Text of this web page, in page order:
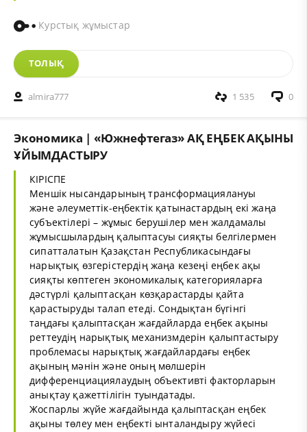
Курстық жұмыстар
ТОЛЫҚ
almira777 0
1 535
Экономика | «Южнефтегаз» АҚ ЕҢБЕК АҚЫНЫ
ҰЙЫМДАСТЫРУ
КІРІСПЕ
Меншік нысандарының трансформациялануы
және әлеуметтік-еңбектік қатынастардың екі жаңа
субъектілері – жұмыс берушілер мен жалдамалы
жұмысшылардың қалыптасуы сияқты белгілермен
сипатталатын Қазақстан Республикасындағы
нарықтық өзгерістердің жаңа кезеңі еңбек ақы
сияқты көптеген экономикалық категорияларға
дәстүрлі қалыптасқан көзқарастарды қайта
қарастыруды талап етеді. Сондықтан бүгінгі
таңдағы қалыптасқан жағдайларда еңбек ақыны
реттеудің нарықтық механизмдерін қалыптастыру
проблемасы нарықтық жағдайлардағы еңбек
ақының мәнін және оның мөлшерін
дифференциациялаудың объективті факторларын
анықтау қажеттілігін туындатады.
Жоспарлы жүйе жағдайында қалыптасқан еңбек
ақыны төлеу мен еңбекті ынталандыру жүйесі